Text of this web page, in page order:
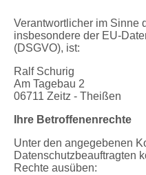
Verantwortlicher im Sinne
insbesondere der EU-
(DSGVO), ist:
Ralf Schurig
Am Tagebau 2
06711 Zeitz - Theißen
Ihre Betroffenenrechte
Unter den angegebenen
Datenschutzbeauftragten
Rechte ausüben: